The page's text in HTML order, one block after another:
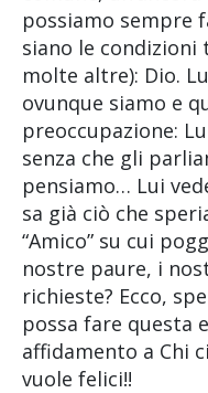
possiamo sempre
siano le
molte altre): Dio.
ovunque siamo e
preoccupazione:
senza che gli
pensiamo… Lui
sa già ciò che
“Amico” su cui
nostre paure, i
richieste? Ecco,
possa fare questa
affidamento a Chi
vuole felici!!